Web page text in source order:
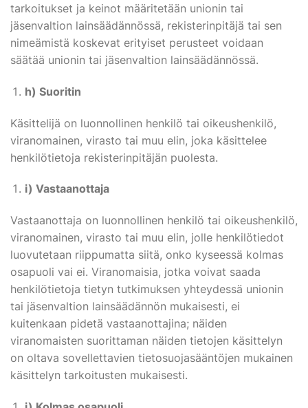
tarkoitukset ja keinot määritetään unionin tai
jäsenvaltion lainsäädännössä, rekisterinpitäjä tai sen
nimeämistä koskevat erityiset perusteet voidaan
säätää unionin tai jäsenvaltion lainsäädännössä.
h) Suoritin
Käsittelijä on luonnollinen henkilö tai oikeushenkilö,
viranomainen, virasto tai muu elin, joka käsittelee
henkilötietoja rekisterinpitäjän puolesta.
i) Vastaanottaja
Vastaanottaja on luonnollinen henkilö tai oikeushenkilö,
viranomainen, virasto tai muu elin, jolle henkilötiedot
luovutetaan riippumatta siitä, onko kyseessä kolmas
osapuoli vai ei. Viranomaisia, jotka voivat saada
henkilötietoja tietyn tutkimuksen yhteydessä unionin
tai jäsenvaltion lainsäädännön mukaisesti, ei
kuitenkaan pidetä vastaanottajina; näiden
viranomaisten suorittaman näiden tietojen käsittelyn
on oltava sovellettavien tietosuojasääntöjen mukainen
käsittelyn tarkoitusten mukaisesti.